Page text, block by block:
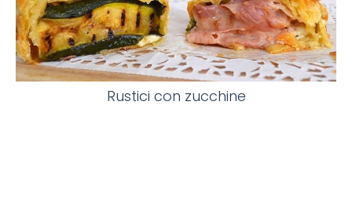
Rustici con zucchine